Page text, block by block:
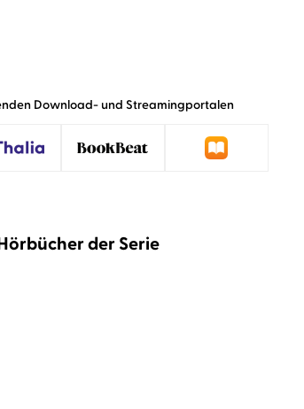
Download- und Streamingportalen
der Serie